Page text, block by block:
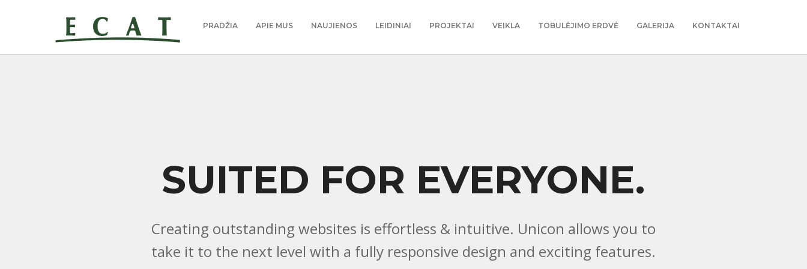
PRADŽIA APIE MUS NAUJIENOS LEIDINIAI PROJEKTAI VEIKLA TOBULĖJIMO ERDVĖ GALERIJA KONTAKTAI
SUITED FOR EVERYONE.
Creating outstanding websites is effortless & intuitive. Unicon allows you to
take it to the next level with a fully responsive design and exciting features.